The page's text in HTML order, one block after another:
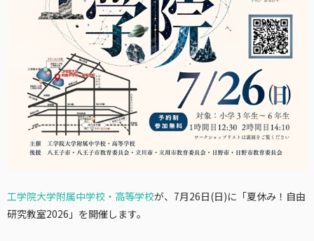
工学院大学附属中学校・高等学校が、7月26日(日)に「夏休み！自由
研究教室2026」を開催します。